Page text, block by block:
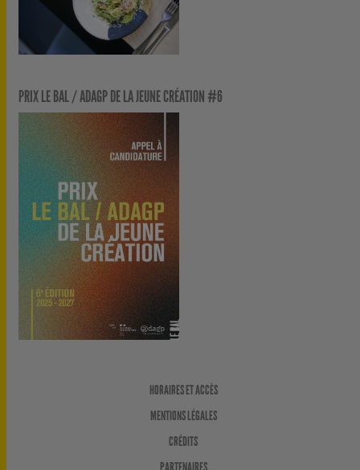
PRIX LE BAL / ADAGP DE LA JEUNE CRÉATION #6
HORAIRES ET ACCÈS
MENTIONS LÉGALES
CRÉDITS